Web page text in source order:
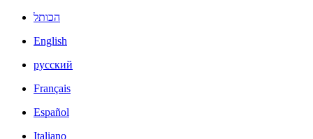
הכותל
English
русский
Français
Español
Italiano